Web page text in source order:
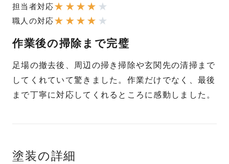
担当者対応★ ★ ★ ★ ★
職人の対応★ ★ ★ ★ ★
作業後の掃除まで完璧
足場の撤去後、周辺の掃き掃除や玄関先の清掃まで
してくれていて驚きました。作業だけでなく、最後
まで丁寧に対応してくれるところに感動しました。
塗装の詳細